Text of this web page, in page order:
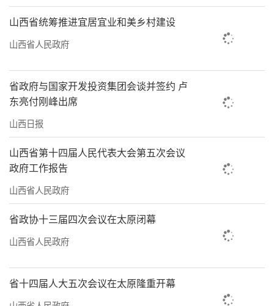
让“新”力量在推动高质量发展中释放更大能
量。在平定县砂淘街党建联盟的推动下，砂器
企业成立技术共享平台，党员技术骨干带头攻
克砂器釉面开裂难题，带动行业年产值增长
30%。在“新”群体的党员先锋作用引领下，
山西诚又诚律师事务所党员律师刘晓青带领团
队成功化解480万元合同诈骗案，该事务所被阳
泉市委组织部确定为党建示范点。
叁党建引领，提升治理效能
冬日阳光下，新绛县龙湖社区党群服务站
内，一个印着“微光心愿箱”的箱子被立在醒
目位置。“以前有想法不知去哪说，现在下楼
就能投递心愿。”居民刘爱玲坦言，她曾通过
这个箱子反映小区缺少电动自行车充电桩的问
山西省统筹推进宜居宜业和美乡村建设
山西省人民政府
省政府与国家开发投资集团会谈并签约 卢
东亮付刚峰出席
山西日报
山西省第十四届人民代表大会第五次会议
政府工作报告
山西省人民政府
省政协十三届四次会议在太原闭幕
山西省人民政府
省十四届人大五次会议在太原隆重开幕